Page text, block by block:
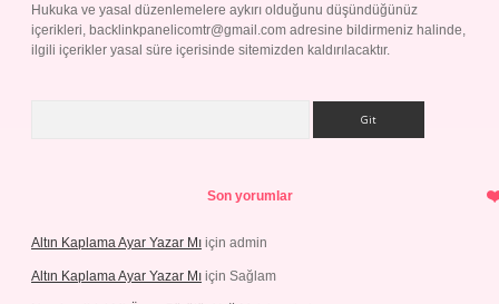
Hukuka ve yasal düzenlemelere aykırı olduğunu düşündüğünüz
içerikleri, backlinkpanelicomtr@gmail.com adresine bildirmeniz halinde,
ilgili içerikler yasal süre içerisinde sitemizden kaldırılacaktır.
Son yorumlar
Altın Kaplama Ayar Yazar Mı için admin
Altın Kaplama Ayar Yazar Mı için Sağlam